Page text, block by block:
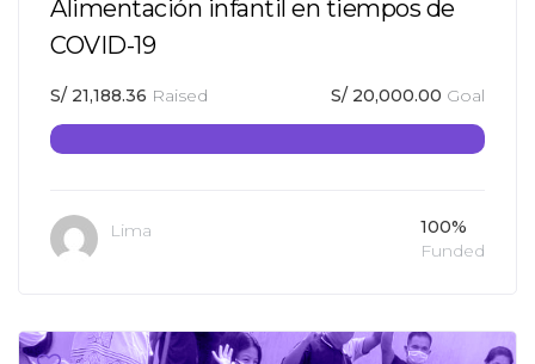
Alimentación infantil en tiempos de
COVID-19
S/ 21,188.36 Raised S/ 20,000.00 Goal
Lima
100%
Funded